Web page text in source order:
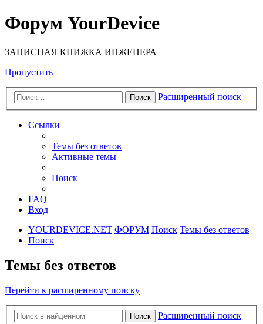
Форум YourDevice
ЗАПИСНАЯ КНИЖКА ИНЖЕНЕРА
Пропустить
Поиск Расширенный поиск
Ссылки
Темы без ответов
Активные темы
Поиск
FAQ
Вход
YOURDEVICE.NET ФОРУМ Поиск Темы без ответов
Поиск
Темы без ответов
Перейти к расширенному поиску
Поиск
Расширенный поиск